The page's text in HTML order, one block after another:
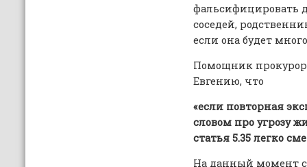
фальсифицировать
соседей,
если она будет
Помощник
Евгению, что
«если повторная
словом про угрозу
статья 5.35 легко
На данный момент